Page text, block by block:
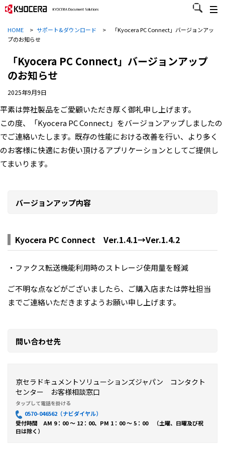
HOME > サポート&ダウンロード >
「Kyocera PC Connect」バージョンアッ
プのお知らせ
「Kyocera PC Connect」バージョンアップ
のお知らせ
2025年9月9日
平素は弊社製品をご愛顧いただき厚く御礼申し上げます。
この度、「Kyocera PC Connect」をバージョンアップしましたの
でご連絡いたします。既存の性能における改善を行い、より多く
のお客様に快適にお使い頂けるアプリケーションとしてご提供し
てまいります。
バージョンアップ内容
Kyocera PC Connect Ver.1.4.1→Ver.1.4.2
・ファクス転送機能利用時のストレージ使用量を軽減
ご不明な点などがございましたら、ご購入店または弊社担当
までご連絡いただきますようお願い申し上げます。
問い合わせ先
京セラドキュメントソリューションズジャパン コンタクト
センター お客様相談窓口
0570-046562（ナビダイヤル）
受付時間 AM 9：00 ～ 12：00、PM 1：00 ～ 5：00 （土曜、日曜及び祝
日は除く）